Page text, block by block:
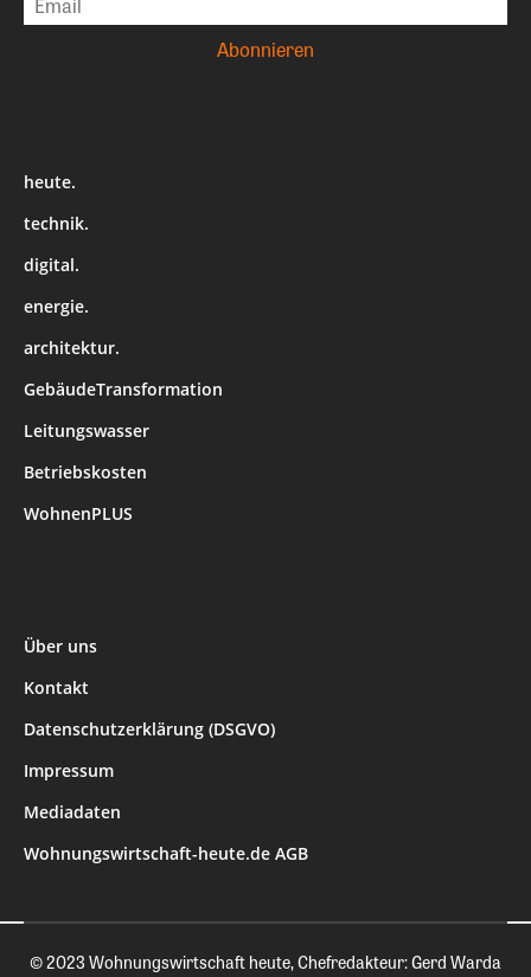
heute.
technik.
digital.
energie.
architektur.
GebäudeTransformation
Leitungswasser
Betriebskosten
WohnenPLUS
Über uns
Kontakt
Datenschutzerklärung (DSGVO)
Impressum
Mediadaten
Wohnungswirtschaft-heute.de AGB
© 2023 Wohnungswirtschaft heute, Chefredakteur: Gerd Warda